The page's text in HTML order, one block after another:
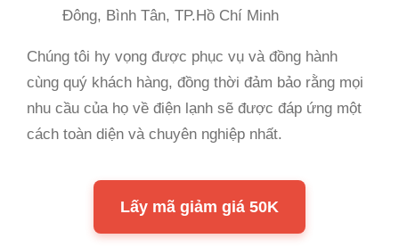
Đông, Bình Tân, TP.Hồ Chí Minh
Chúng tôi hy vọng được phục vụ và đồng hành
cùng quý khách hàng, đồng thời đảm bảo rằng mọi
nhu cầu của họ về điện lạnh sẽ được đáp ứng một
cách toàn diện và chuyên nghiệp nhất.
Lấy mã giảm giá 50K